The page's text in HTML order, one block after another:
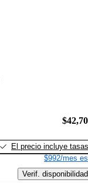
El precio incluye tasas
$992/mes
Verif. disponibilidad